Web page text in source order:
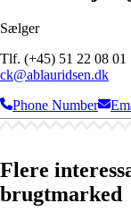
Sælger
Tlf. (+45) 51 22 08 01
ck@ablauridsen.dk
Phone Number
Flere
brugtmarked